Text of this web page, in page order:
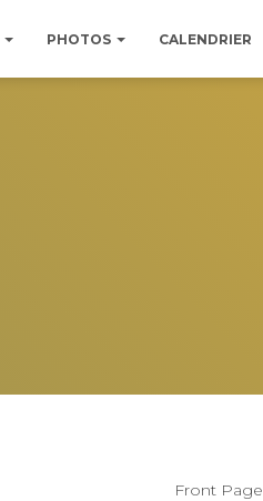
PHOTOS CALENDRIER
Front Page